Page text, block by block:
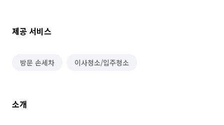
제공 서비스
방문 손세차 이사청소/입주청소
소개